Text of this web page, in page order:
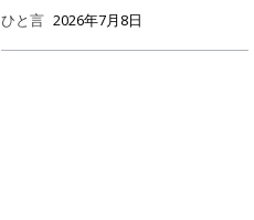
ひと言 2026年7月8日